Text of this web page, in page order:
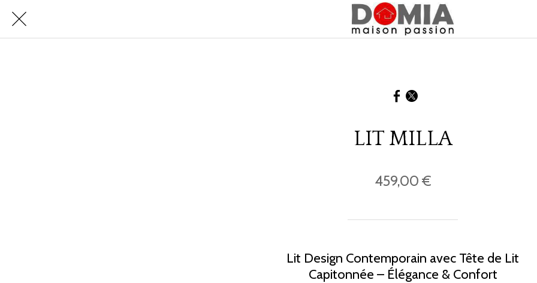
LIT MILLA
459,00 €
Lit Design Contemporain avec Tête de Lit
Capitonnée – Élégance & Confort